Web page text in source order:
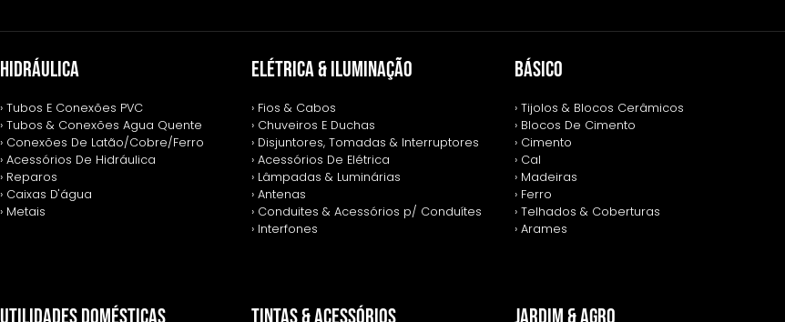
HIDRÁULICA
› Tubos E Conexões PVC
› Tubos & Conexões Agua Quente
› Conexões De Latão/Cobre/Ferro
› Acessórios De Hidráulica
› Reparos
› Caixas D'água
› Metais
ELÉTRICA & ILUMINAÇÃO
› Fios & Cabos
› Chuveiros E Duchas
› Disjuntores, Tomadas & Interruptores
› Acessórios De Elétrica
› Lâmpadas & Luminárias
› Antenas
› Conduites & Acessórios p/ Conduítes
› Interfones
BÁSICO
› Tijolos & Blocos Cerâmicos
› Blocos De Cimento
› Cimento
› Cal
› Madeiras
› Ferro
› Telhados & Coberturas
› Arames
UTILIDADES DOMÉSTICAS TINTAS & ACESSÓRIOS JARDIM & AGRO